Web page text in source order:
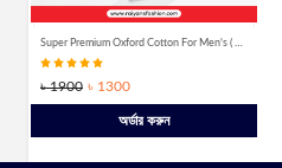
Super Premium Oxford Cotton For Men's ( White & Pest)
৳ 1900 ৳ 1300
অর্ডার করুন